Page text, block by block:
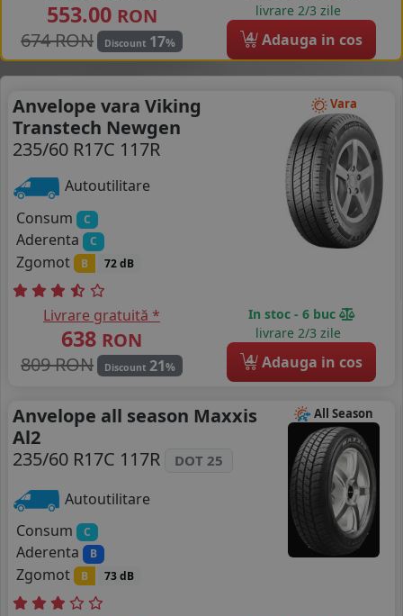
553.00 RON
674 RON
Discount 17%
livrare 2/3 zile
4 Adauga in cos
Vara
Anvelope vara Viking
Transtech Newgen
235/60 R17C 117R
Autoutilitare
Consum
C
Aderenta C
Zgomot B 72 dB
Livrare gratuită *
638 RON
809 RON
Discount 21%
In stoc - 6 buc
livrare 2/3 zile
4 Adauga in cos
All Season
Anvelope all season Maxxis
Al2
235/60 R17C 117R
DOT 25
Autoutilitare
Consum
C
Aderenta B
Zgomot B 73 dB